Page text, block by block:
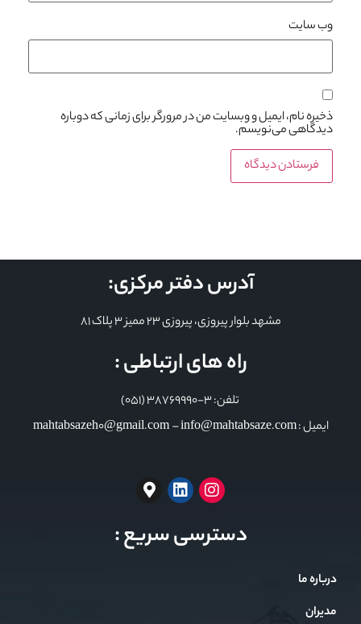
وب‌ سایت
ذخیره نام، ایمیل و وبسایت من در مرورگر برای زمانی که دوباره
دیدگاهی می‌نویسم.
آدرس دفتر مرکزی:
مشهد بلوار پیروزی، پیروزی 23 ممیز 3 پلاک 81
راه های ارتباطی :
تلفن: 3-38769990 (051)
ایمیل : mahtabsazeh0@gmail.com – info@mahtabsaze.com
دسترسی سریع :
درباره ما
مدیران